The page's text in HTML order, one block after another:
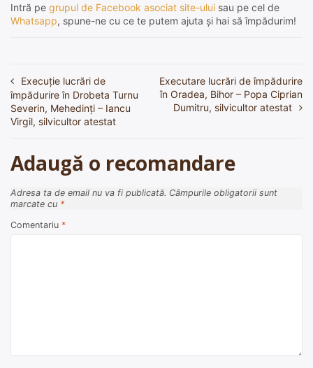
Intră pe grupul de Facebook asociat site-ului sau pe cel de
Whatsapp, spune-ne cu ce te putem ajuta și hai să împădurim!
Navigare
în
articole
Execuție lucrări de
împădurire în Drobeta Turnu
Severin, Mehedinți – Iancu
Virgil, silvicultor atestat
Executare lucrări de împădurire
în Oradea, Bihor – Popa Ciprian
Dumitru, silvicultor atestat
Adaugă o recomandare
Adresa ta de email nu va fi publicată. Câmpurile obligatorii sunt
marcate cu *
Comentariu *